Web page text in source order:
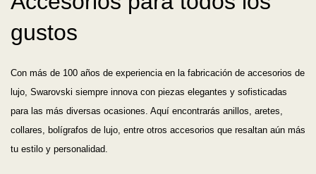
gustos
Con más de 100 años de experiencia en la fabricación de accesorios de
lujo, Swarovski siempre innova con piezas elegantes y sofisticadas
para las más diversas ocasiones. Aquí encontrarás anillos, aretes,
collares, bolígrafos de lujo, entre otros accesorios que resaltan aún más
tu estilo y personalidad.